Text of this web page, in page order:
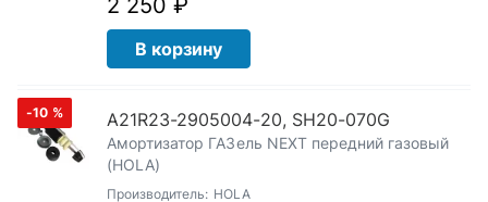
2 250 ₽
В корзину
-10 % А21R23-2905004-20, SH20-070G
Амортизатор ГАЗель NEXT передний газовый
(HOLA)
Производитель: HOLA